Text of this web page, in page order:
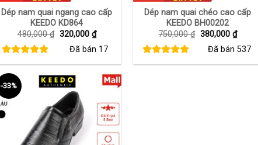
Dép nam quai ngang cao cấp
KEEDO KD864
480,000₫ Giá
320,000 ₫Giá
hiện
tại
320,000 ₫.
Đã bán 17
Dép nam quai chéo cao cấp
KEEDO BH00202
750,000₫ Giá
380,000 ₫Giá
hiện
tại
Đã bán 537
-33%